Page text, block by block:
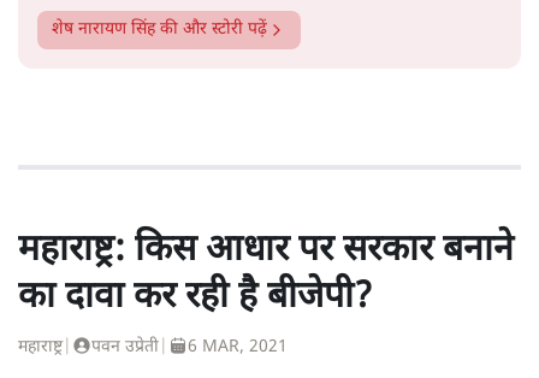
शेष नारायण सिंहकी और स्टोरी पढ़ें
महाराष्ट्र: किस आधार पर सरकार बनाने
का दावा कर रही है बीजेपी?
महाराष्ट्र| पवन उप्रेती 6 MAR, 2021